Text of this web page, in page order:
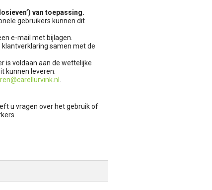
van toepassing.
gebruikers kunnen dit
e-mail met bijlagen.
samen met de
is voldaan aan de wettelijke
kunnen leveren.
u vragen over het gebruik of